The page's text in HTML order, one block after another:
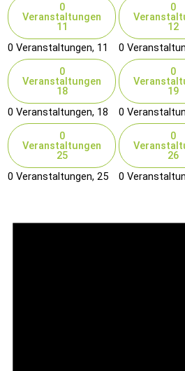
0
Veranstaltungen
11
0 Veranstaltungen, 11
0
12
0
0
Veranstaltungen
18
0 Veranstaltungen, 18
0
19
0
0
Veranstaltungen
25
0 Veranstaltungen, 25
0
26
0